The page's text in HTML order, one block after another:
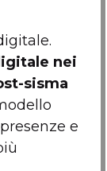
nei
sisma
e